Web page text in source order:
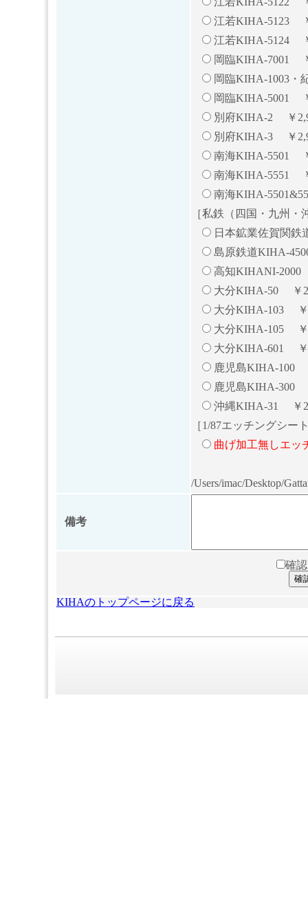
江若KIHA-5123
江若KIHA-5124
岡臨KIHA-7001
岡臨KIHA-1003
岡臨KIHA-5001
別府KIHA-2 ￥
別府KIHA-3 ￥
南海KIHA-5501
南海KIHA-5551
南海KIHA-
［私鉄（四国・九州・
日本鉱業佐賀関
島原鉄道KIHA-
高知KIHANI-
大分KIHA-50 ￥
大分KIHA-103 ￥
大分KIHA-105 ￥
大分KIHA-601
鹿児島KIHA-100
鹿児島KIHA-300
沖縄KIHA-31 ￥
［1/87エッチングシー
曲げ加工無しエ
/Users/imac/Desktop/
備考
確
確
KIHAのトップページに戻る